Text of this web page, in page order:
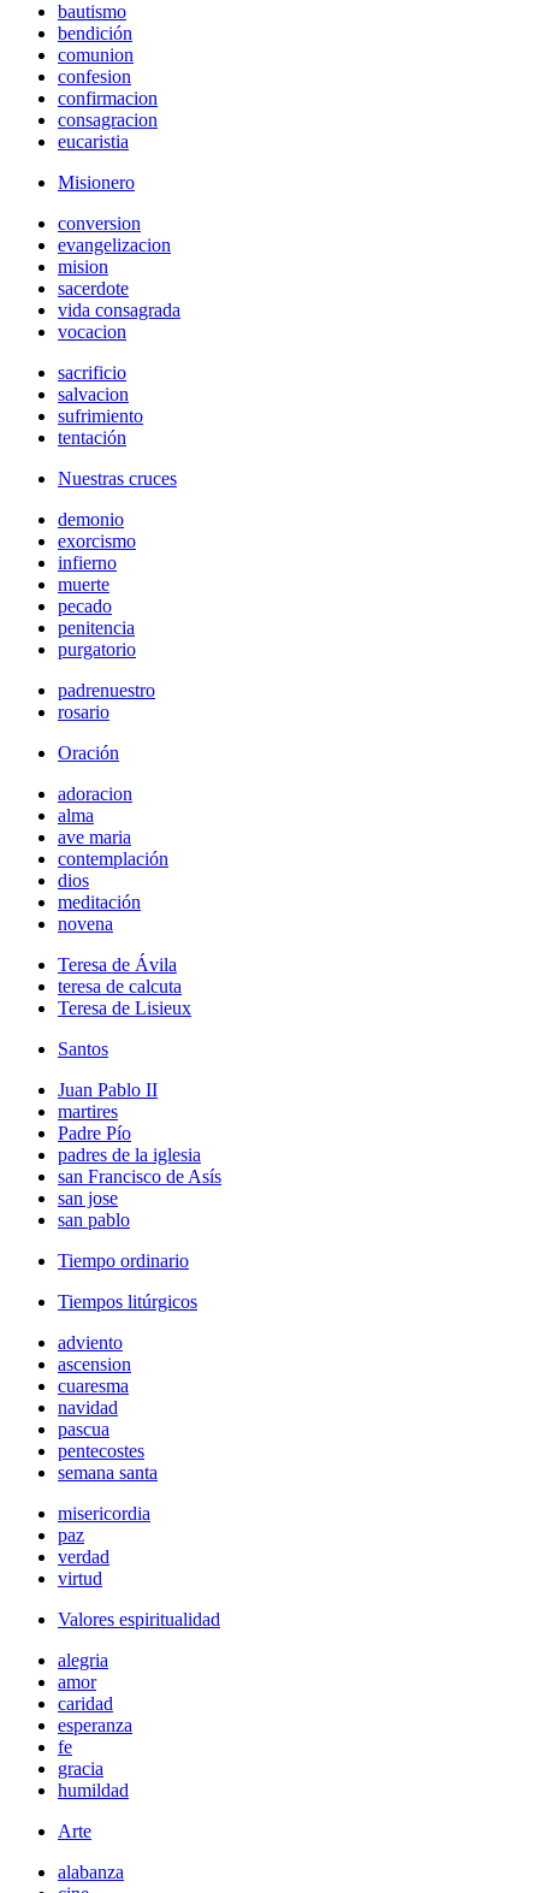
bautismo
bendición
comunion
confesion
confirmacion
consagracion
eucaristia
Misionero
conversion
evangelizacion
mision
sacerdote
vida consagrada
vocacion
sacrificio
salvacion
sufrimiento
tentación
Nuestras cruces
demonio
exorcismo
infierno
muerte
pecado
penitencia
purgatorio
padrenuestro
rosario
Oración
adoracion
alma
ave maria
contemplación
dios
meditación
novena
Teresa de Ávila
teresa de calcuta
Teresa de Lisieux
Santos
Juan Pablo II
martires
Padre Pío
padres de la iglesia
san Francisco de Asís
san jose
san pablo
Tiempo ordinario
Tiempos litúrgicos
adviento
ascension
cuaresma
navidad
pascua
pentecostes
semana santa
misericordia
paz
verdad
virtud
Valores espiritualidad
alegria
amor
caridad
esperanza
fe
gracia
humildad
Arte
alabanza